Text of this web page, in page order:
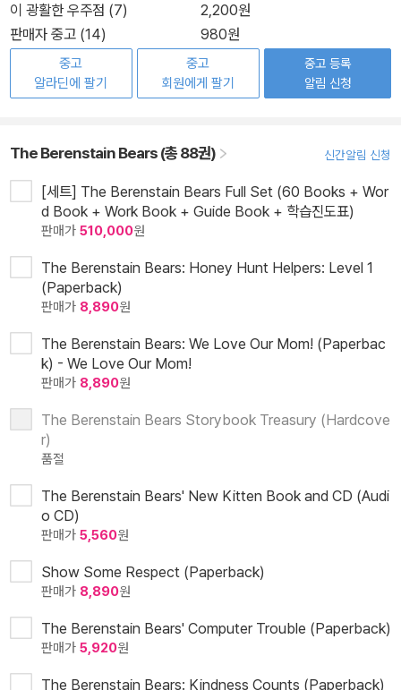
이 광활한 우주점 (7)
2,200원
판매자 중고 (14)
980원
중고
알라딘에 팔기
중고
회원에게 팔기
중고 등록
알림 신청
The Berenstain Bears (총 88권) 신간알림 신청
[세트] The Berenstain Bears Full Set (60 Books + Wor
d Book + Work Book + Guide Book + 학습진도표)
판매가 510,000원
The Berenstain Bears: Honey Hunt Helpers: Level 1
(Paperback)
판매가 8,890원
The Berenstain Bears: We Love Our Mom! (Paperbac
k) - We Love Our Mom!
판매가 8,890원
The Berenstain Bears Storybook Treasury (Hardcove
r)
품절
The Berenstain Bears' New Kitten Book and CD (Audi
o CD)
판매가 5,560원
Show Some Respect (Paperback)
판매가 8,890원
The Berenstain Bears' Computer Trouble (Paperback)
판매가 5,920원
The Berenstain Bears: Kindness Counts (Paperback)